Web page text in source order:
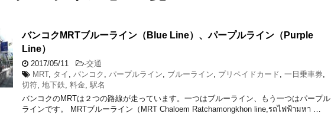
バンコクMRTブルーライン（Blue Line）、パープルライン（Purple
Line）
2017/05/11 -交通
MRT, タイ , バンコク , パープルライン, ブルーライン, プリペイドカード, 一日乗車券,
切符, 地下鉄, 料金, 駅名
バンコクのMRTは２つの路線が走っています。一つはブルーライン、もう一つはパープル
ラインです。 MRTブルーライン（MRT Chaloem Ratchamongkhon line,รถไฟฟ้ามหา …